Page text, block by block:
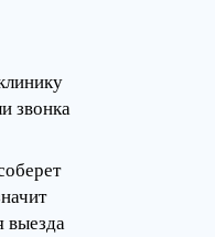
звонка
выезда